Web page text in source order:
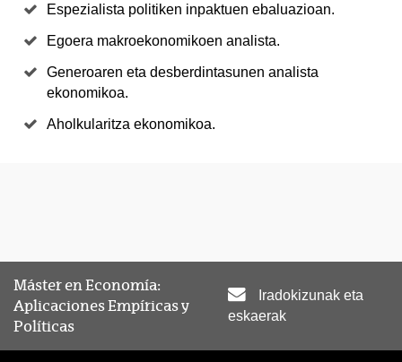
Espezialista politiken inpaktuen ebaluazioan.
Egoera makroekonomikoen analista.
Generoaren eta desberdintasunen analista
ekonomikoa.
Aholkularitza ekonomikoa.
Máster en Economía:
Aplicaciones Empíricas y
Políticas
Iradokizunak eta
eskaerak